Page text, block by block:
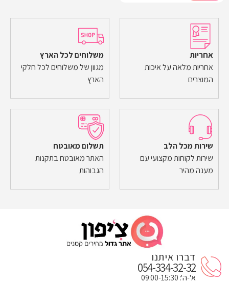
אחריות
אחריות מלאה על איכות
המוצרים
משלוחים לכל הארץ
מגוון של משלוחים לכל חלקי
הארץ
שירות מכל הלב
שירות לקוחות מקצועי עם
מענה מהיר
תשלום מאובטח
האתר מאובטח בתקנות
הגבוהות
דברו איתנו
054-334-32-32
א'-ה': 09:00-15:30